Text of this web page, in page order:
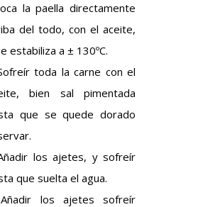
la paella directamente
del todo, con el aceite,
estabiliza a ± 130ºC.
toda la carne con el
bien sal pimentada
que se quede dorado
los ajetes, y sofreír
que suelta el agua.
los ajetes sofreír